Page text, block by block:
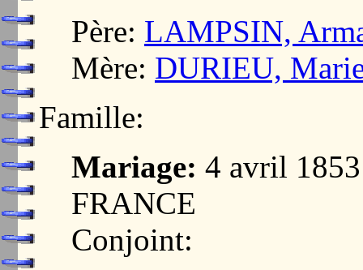
Père: LAMPSIN,
Mère: DURIEU,
Famille:
Mariage: 4 avril
FRANCE
Conjoint: